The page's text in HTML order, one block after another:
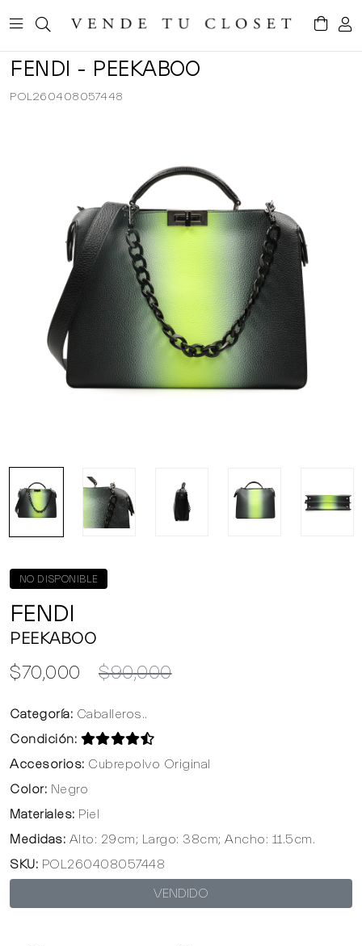
FENDI - PEEKABOO
POL260408057448
NO DISPONIBLE
FENDI
PEEKABOO
$70,000 $90,000
Categoría: Caballeros..
Condición:
Accesorios: Cubrepolvo Original
Color: Negro
Materiales: Piel
Medidas: Alto: 29cm; Largo: 38cm; Ancho: 11.5cm.
SKU: POL260408057448
VENDIDO